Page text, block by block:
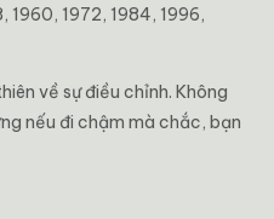
1960, 1972, 1984, 1996,
về sự điều chỉnh. Không
nếu đi chậm mà chắc, bạn